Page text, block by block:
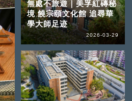
無處不旅遊｜美孚紅磚秘
境 饒宗頤文化館 追尋華
學大師足迹
2026-03-29